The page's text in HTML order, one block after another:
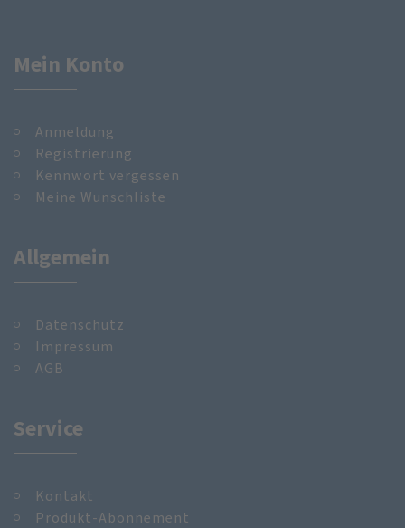
Mein Konto
Anmeldung
Registrierung
Kennwort vergessen
Meine Wunschliste
Allgemein
Datenschutz
Impressum
AGB
Service
Kontakt
Produkt-Abonnement